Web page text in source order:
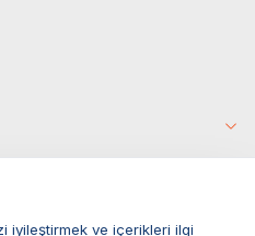
iyileştirmek ve içerikleri ilgi